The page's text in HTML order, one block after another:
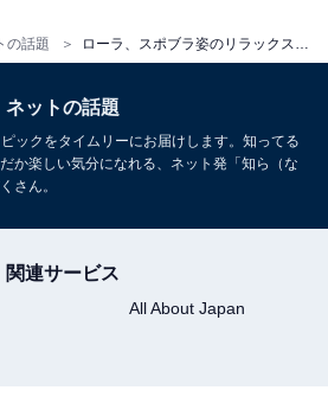
の話題
ネットの話題
ックをタイムリーにお届けします。知ってる
か楽しい気分になれる、ネット発「知ら（な
さん。
関連サービス
All About Japan